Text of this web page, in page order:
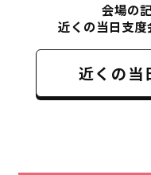
会場の
近くの当日支度
近くの当